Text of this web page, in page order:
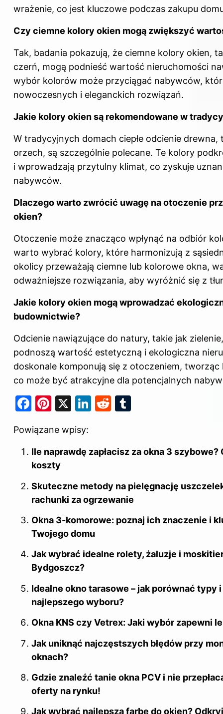
wrażenie, co jest kluczowe podczas zakupu
Czy ciemne kolory okien mogą zwiększyć
Tak, badania pokazują, że ciemne kolory okien,
czerń, mogą podnieść wartość nieruchomości
wybór kolorów może przyciągać nabywców,
nowoczesnych i eleganckich rozwiązań.
Jakie kolory okien są rekomendowane w
W tradycyjnych domach ciepłe odcienie drewna,
orzech, są szczególnie polecane. Te kolory
i wprowadzają przytulny klimat, co zyskuje
nabywców.
Dlaczego warto zwrócić uwagę na otoczenie
okien?
Otoczenie może znacząco wpłynąć na odbiór
warto wybrać kolory, które harmonizują z
okolicy przeważają ciemne lub kolorowe okna,
odważniejsze rozwiązania, aby wyróżnić się z
Jakie kolory okien mogą wprowadzać
budownictwie?
Odcienie nawiązujące do natury, takie jak
podnoszą wartość estetyczną i ekologiczna
doskonale komponują się z otoczeniem,
co może być atrakcyjne dla potencjalnych
F
c
e
b
o
o
k
Pi
er
e
st
X
Li
e
n
R
di bl
Powiązane wpisy:
Ile naprawdę zapłacisz za okna 3
koszty
Skuteczne metody na pielęgnację
rachunki za ogrzewanie
Okna 3-komorowe: poznaj ich znaczenie i
Twojego domu
Jak wybrać idealne rolety, żaluzje i
Bydgoszcz?
Idealne okno tarasowe – jak porównać typy
najlepszego wyboru?
Okna KNS czy Vetrex: Jaki wybór zapewni
Jak uniknąć najczęstszych błędów przy
oknach?
Gdzie znaleźć tanie okna PCV i nie
oferty na rynku!
Jak wybrać najlepszą farbę do okien?